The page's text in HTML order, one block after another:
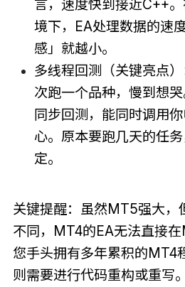
言，速度快到接近C++
境下，EA处理数据的速
感」就越小。
多线程回测（关键亮点
次跑一个品种，慢到想
同步回测，能同时调用
心。原本要跑几天的任
定。
关键提醒：虽然MT5强大，
不同，MT4的EA无法直接
您手头拥有多年累积的MT4
则需要进行代码重构或重写